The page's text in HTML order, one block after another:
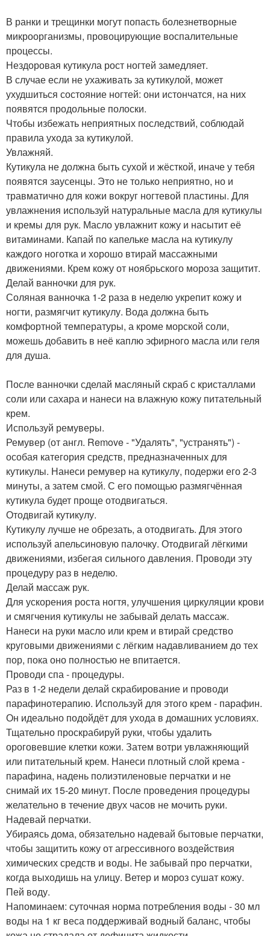
В ранки и трещинки могут попасть болезнетворные
микроорганизмы, провоцирующие воспалительные
процессы.
Нездоровая кутикула рост ногтей замедляет.
В случае если не ухаживать за кутикулой, может
ухудшиться состояние ногтей: они истончатся, на них
появятся продольные полоски.
Чтобы избежать неприятных последствий, соблюдай
правила ухода за кутикулой.
Увлажняй.
Кутикула не должна быть сухой и жёсткой, иначе у тебя
появятся заусенцы. Это не только неприятно, но и
травматично для кожи вокруг ногтевой пластины. Для
увлажнения используй натуральные масла для кутикулы
и кремы для рук. Масло увлажнит кожу и насытит её
витаминами. Капай по капельке масла на кутикулу
каждого ноготка и хорошо втирай массажными
движениями. Крем кожу от ноябрьского мороза защитит.
Делай ванночки для рук.
Соляная ванночка 1-2 раза в неделю укрепит кожу и
ногти, размягчит кутикулу. Вода должна быть
комфортной температуры, а кроме морской соли,
можешь добавить в неё каплю эфирного масла или геля
для душа.
После ванночки сделай масляный скраб с кристаллами
соли или сахара и нанеси на влажную кожу питательный
крем.
Используй ремуверы.
Ремувер (от англ. Remove - "Удалять", "устранять") -
особая категория средств, предназначенных для
кутикулы. Нанеси ремувер на кутикулу, подержи его 2-3
минуты, а затем смой. С его помощью размягчённая
кутикула будет проще отодвигаться.
Отодвигай кутикулу.
Кутикулу лучше не обрезать, а отодвигать. Для этого
используй апельсиновую палочку. Отодвигай лёгкими
движениями, избегая сильного давления. Проводи эту
процедуру раз в неделю.
Делай массаж рук.
Для ускорения роста ногтя, улучшения циркуляции крови
и смягчения кутикулы не забывай делать массаж.
Нанеси на руки масло или крем и втирай средство
круговыми движениями с лёгким надавливанием до тех
пор, пока оно полностью не впитается.
Проводи спа - процедуры.
Раз в 1-2 недели делай скрабирование и проводи
парафинотерапию. Используй для этого крем - парафин.
Он идеально подойдёт для ухода в домашних условиях.
Тщательно проскрабируй руки, чтобы удалить
ороговевшие клетки кожи. Затем вотри увлажняющий
или питательный крем. Нанеси плотный слой крема -
парафина, надень полиэтиленовые перчатки и не
снимай их 15-20 минут. После проведения процедуры
желательно в течение двух часов не мочить руки.
Надевай перчатки.
Убираясь дома, обязательно надевай бытовые перчатки,
чтобы защитить кожу от агрессивного воздействия
химических средств и воды. Не забывай про перчатки,
когда выходишь на улицу. Ветер и мороз сушат кожу.
Пей воду.
Напоминаем: суточная норма потребления воды - 30 мл
воды на 1 кг веса поддерживай водный баланс, чтобы